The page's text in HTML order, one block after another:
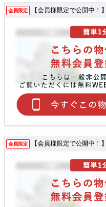
会員限定 【会員様限定で公開中！】
会員限定 【会員様限定で公開中！】